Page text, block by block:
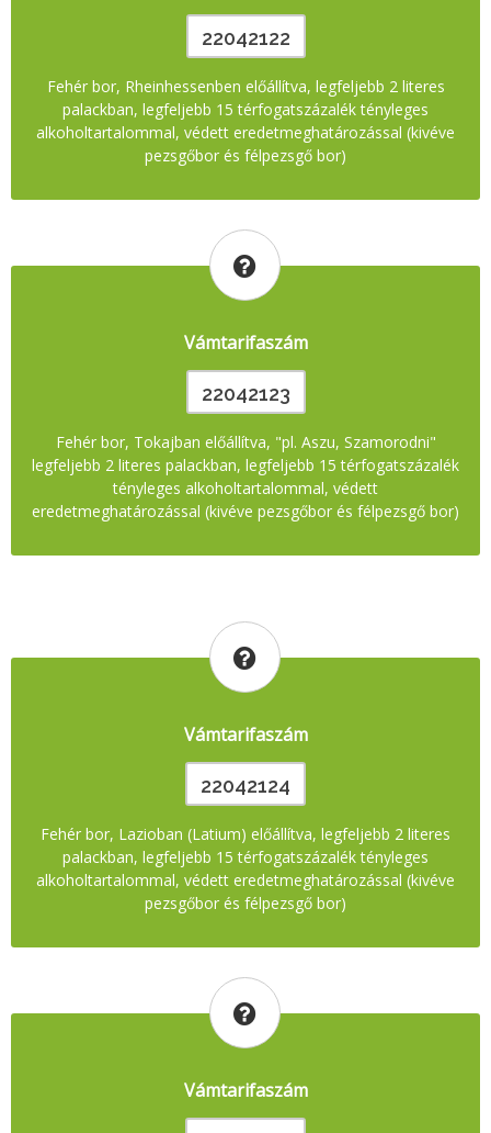
22042122
Fehér bor, Rheinhessenben előállítva, legfeljebb 2 literes
palackban, legfeljebb 15 térfogatszázalék tényleges
alkoholtartalommal, védett eredetmeghatározással (kivéve
pezsgőbor és félpezsgő bor)
Vámtarifaszám
22042123
Fehér bor, Tokajban előállítva, "pl. Aszu, Szamorodni"
legfeljebb 2 literes palackban, legfeljebb 15 térfogatszázalék
tényleges alkoholtartalommal, védett
eredetmeghatározással (kivéve pezsgőbor és félpezsgő bor)
Vámtarifaszám
22042124
Fehér bor, Lazioban (Latium) előállítva, legfeljebb 2 literes
palackban, legfeljebb 15 térfogatszázalék tényleges
alkoholtartalommal, védett eredetmeghatározással (kivéve
pezsgőbor és félpezsgő bor)
Vámtarifaszám